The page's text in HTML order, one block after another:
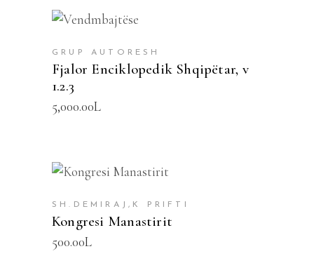
SHTOJE NË SHPORTË
GRUP AUTORESH
Fjalor Enciklopedik Shqipëtar, v
1.2.3
5,000.00L
SHTOJE NË SHPORTË
SH.DEMIRAJ,K PRIFTI
Kongresi Manastirit
500.00L